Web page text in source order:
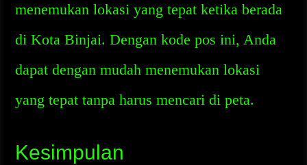
menemukan lokasi yang tepat ketika berada
di Kota Binjai. Dengan kode pos ini, Anda
dapat dengan mudah menemukan lokasi
yang tepat tanpa harus mencari di peta.
Kesimpulan